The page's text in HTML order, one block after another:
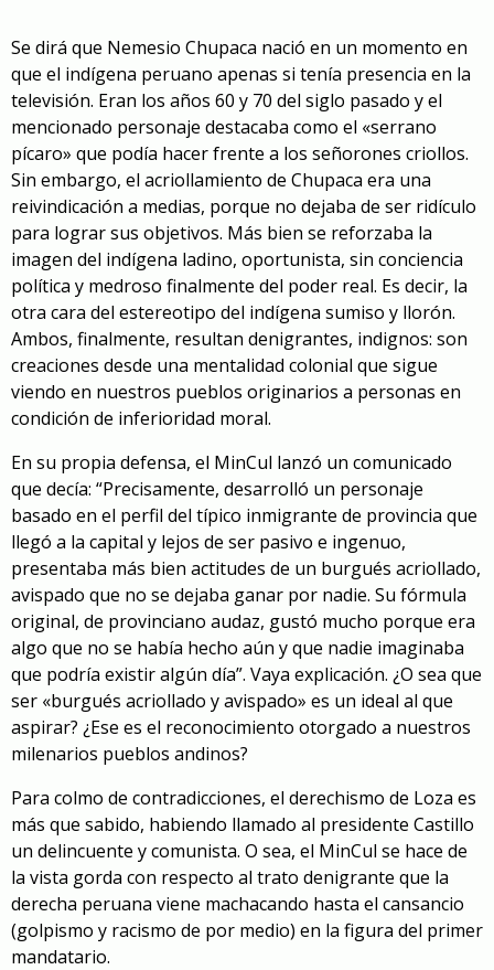
Se dirá que Nemesio Chupaca nació en un momento en
que el indígena peruano apenas si tenía presencia en la
televisión. Eran los años 60 y 70 del siglo pasado y el
mencionado personaje destacaba como el «serrano
pícaro» que podía hacer frente a los señorones criollos.
Sin embargo, el acriollamiento de Chupaca era una
reivindicación a medias, porque no dejaba de ser ridículo
para lograr sus objetivos. Más bien se reforzaba la
imagen del indígena ladino, oportunista, sin conciencia
política y medroso finalmente del poder real. Es decir, la
otra cara del estereotipo del indígena sumiso y llorón.
Ambos, finalmente, resultan denigrantes, indignos: son
creaciones desde una mentalidad colonial que sigue
viendo en nuestros pueblos originarios a personas en
condición de inferioridad moral.
En su propia defensa, el MinCul lanzó un comunicado
que decía: “Precisamente, desarrolló un personaje
basado en el perfil del típico inmigrante de provincia que
llegó a la capital y lejos de ser pasivo e ingenuo,
presentaba más bien actitudes de un burgués acriollado,
avispado que no se dejaba ganar por nadie. Su fórmula
original, de provinciano audaz, gustó mucho porque era
algo que no se había hecho aún y que nadie imaginaba
que podría existir algún día”. Vaya explicación. ¿O sea que
ser «burgués acriollado y avispado» es un ideal al que
aspirar? ¿Ese es el reconocimiento otorgado a nuestros
milenarios pueblos andinos?
Para colmo de contradicciones, el derechismo de Loza es
más que sabido, habiendo llamado al presidente Castillo
un delincuente y comunista. O sea, el MinCul se hace de
la vista gorda con respecto al trato denigrante que la
derecha peruana viene machacando hasta el cansancio
(golpismo y racismo de por medio) en la figura del primer
mandatario.